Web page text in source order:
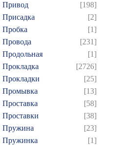
Привод
[198]
Присадка
[2]
Пробка
[1]
Провода
[231]
Продольная
[1]
Прокладка
[2726]
Прокладки
[25]
Промывка
[13]
Проставка
[58]
Проставки
[38]
Пружина
[23]
Пружинка
[1]